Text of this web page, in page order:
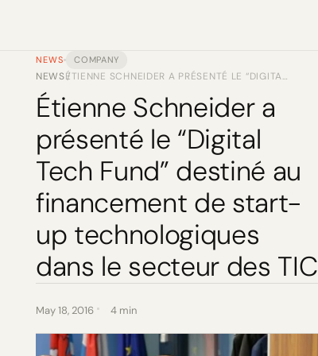
NEWS COMPANY
NEWSÉTIENNE SCHNEIDER A PRÉSENTÉ LE “DIGITAL
START-UP TECHNOLOGIQUES DANS LE
SECTEUR DES TIC
/
Étienne Schneider a
présenté le “Digital
Tech Fund” destiné au
financement de start-
up technologiques
dans le secteur des TIC
May 18, 2016 4 min